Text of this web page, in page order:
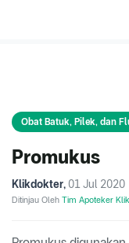
Obat Batuk, Pilek, dan
Promukus
Klikdokter, 01 Jul 2020
Ditinjau Oleh Tim Apoteker